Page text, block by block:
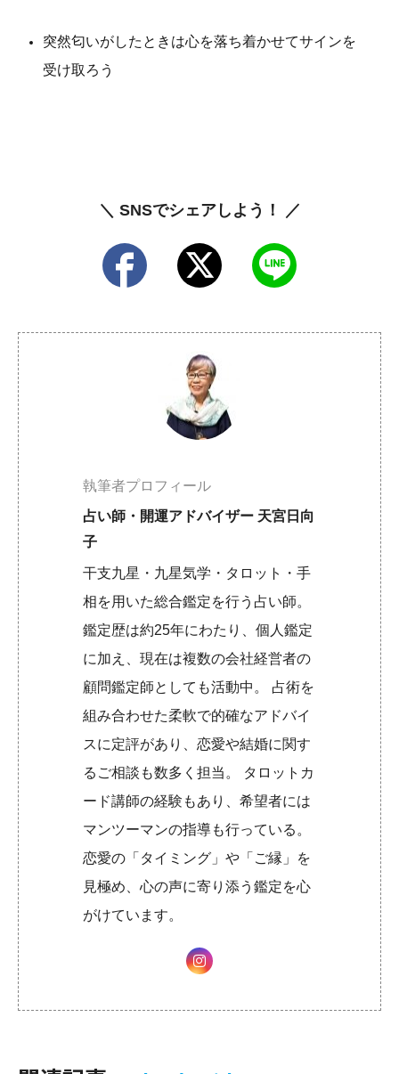
突然匂いがしたときは心を落ち着かせてサインを
受け取ろう
＼ SNSでシェアしよう！ ／
執筆者プロフィール
占い師・開運アドバイザー 天宮日向
子
干支九星・九星気学・タロット・手
相を用いた総合鑑定を行う占い師。
鑑定歴は約25年にわたり、個人鑑定
に加え、現在は複数の会社経営者の
顧問鑑定師としても活動中。 占術を
組み合わせた柔軟で的確なアドバイ
スに定評があり、恋愛や結婚に関す
るご相談も数多く担当。 タロットカ
ード講師の経験もあり、希望者には
マンツーマンの指導も行っている。
恋愛の「タイミング」や「ご縁」を
見極め、心の声に寄り添う鑑定を心
がけています。